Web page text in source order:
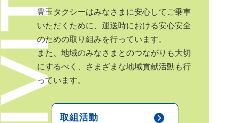
豊玉タクシーはみなさまに安心してご乗車
いただくために、運送時における安心安全
のための取り組みを行っています。
また、地域のみなさまとのつながりも大切
にするべく、さまざまな地域貢献活動も行
っています。
取組活動